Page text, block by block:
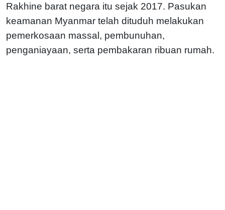
Rakhine barat negara itu sejak 2017. Pasukan
keamanan Myanmar telah dituduh melakukan
pemerkosaan massal, pembunuhan,
penganiayaan, serta pembakaran ribuan rumah.